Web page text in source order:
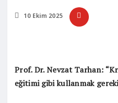
10 Ekim 2025
Prof. Dr. Nevzat Tarhan:
eğitimi gibi kullanmak